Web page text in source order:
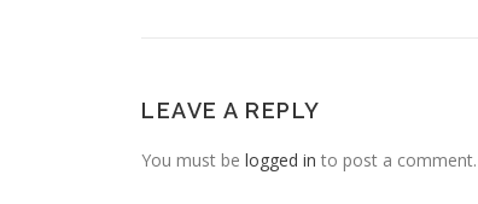
LEAVE A REPLY
You must be logged in to post a comment.